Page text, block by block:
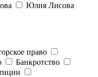
Юлия Лисова
право
Банкротство